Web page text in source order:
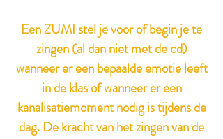
Een ZUMI stel je voor of begin je te
zingen (al dan niet met de cd)
wanneer er een bepaalde emotie leeft
in de klas of wanneer er een
kanalisatiemoment nodig is tijdens de
dag. De kracht van het zingen van de